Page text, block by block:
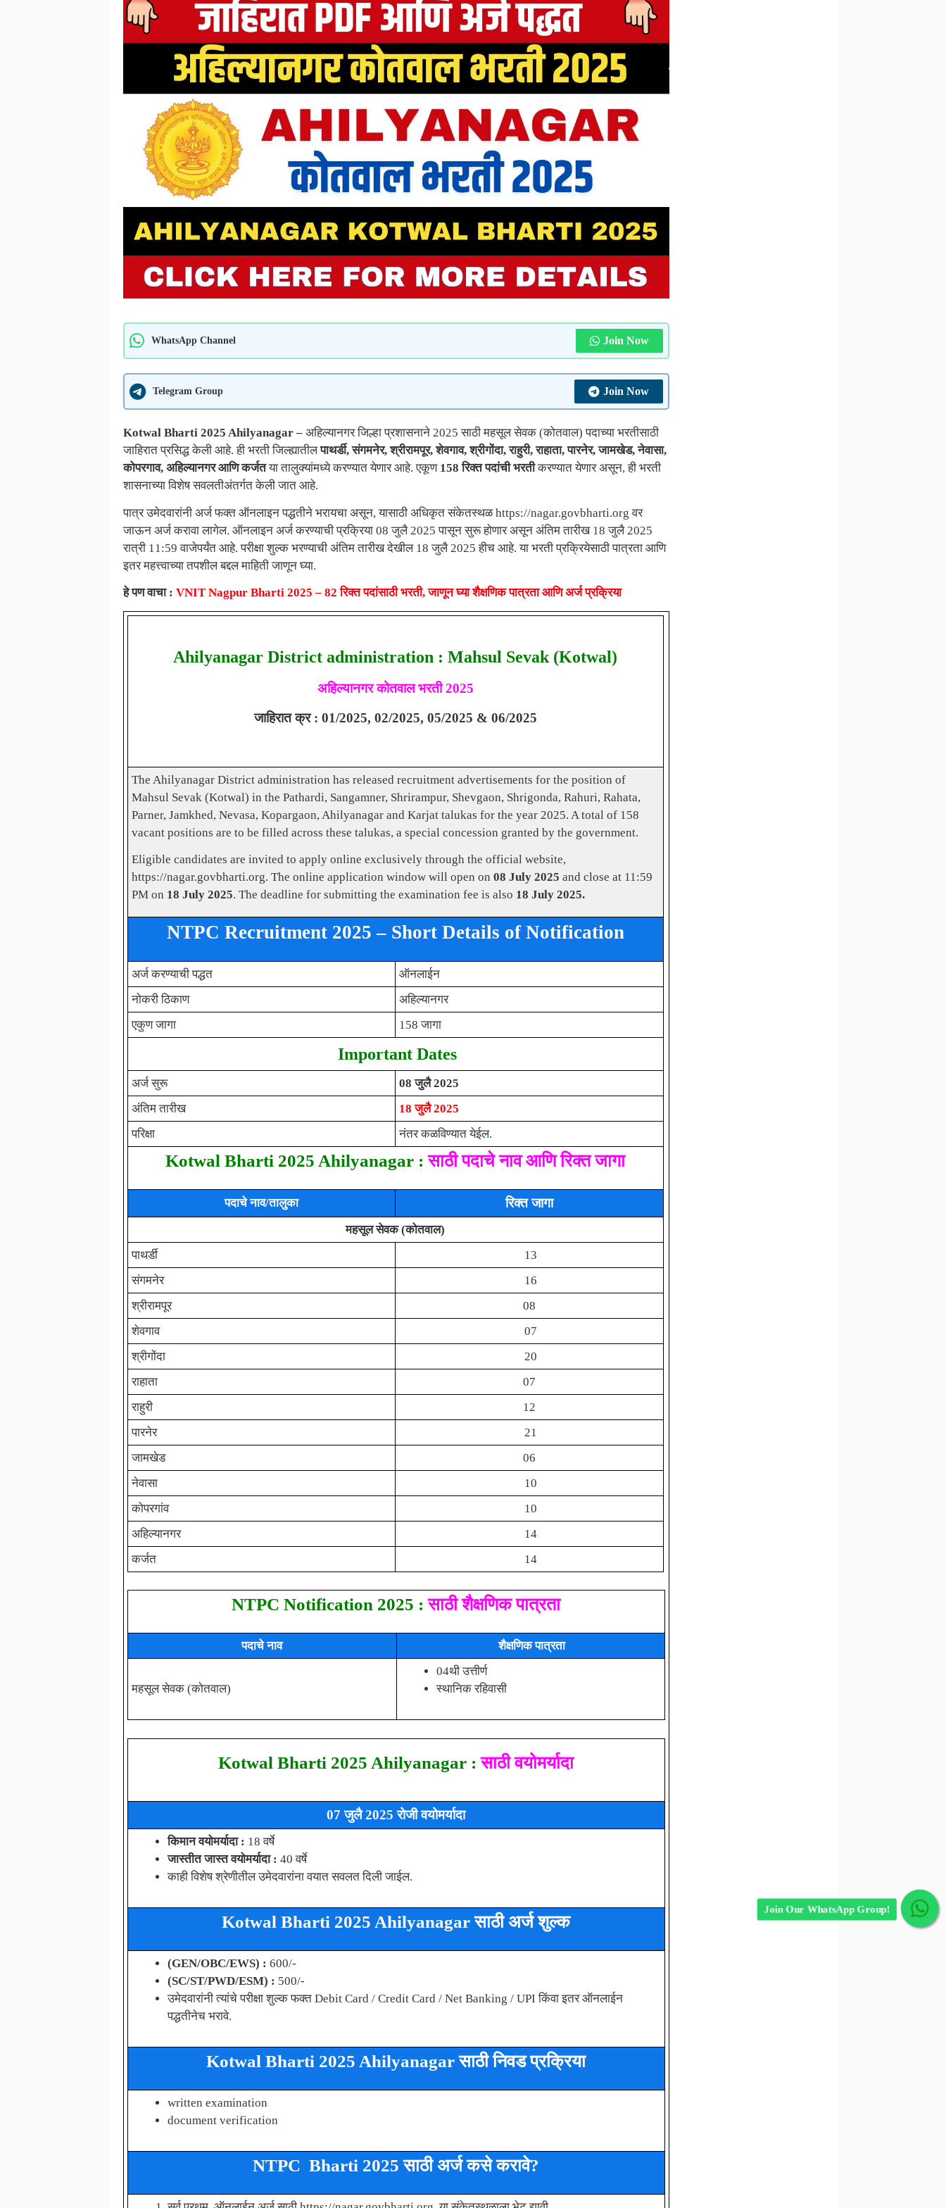
WhatsApp Channel Join Now
Telegram Group Join Now
Kotwal Bharti 2025 Ahilyanagar – अहिल्यानगर जिल्हा प्रशासनाने 2025 साठी महसूल सेवक (कोतवाल) पदाच्या भरतीसाठी
जाहिरात प्रसिद्ध केली आहे. ही भरती जिल्ह्यातीलपाथर्डी, संगमनेर, श्रीरामपूर, शेवगाव, श्रीगोंदा, राहुरी, राहाता, पारनेर, जामखेड, नेवासा,
कोपरगाव, अहिल्यानगर आणि कर्जतया तालुक्यांमध्ये करण्यात येणार आहे. एकूण 158 रिक्त पदांची भरतीकरण्यात येणार असून, ही भरती
शासनाच्या विशेष सवलतीअंतर्गत केली जात आहे.
पात्र उमेदवारांनी अर्ज फक्त ऑनलाइन पद्धतीने भरायचा असून, यासाठी अधिकृत संकेतस्थळ https://nagar.govbharti.org वर
जाऊन अर्ज करावा लागेल. ऑनलाइन अर्ज करण्याची प्रक्रिया 08 जुलै 2025 पासून सुरू होणार असून अंतिम तारीख 18 जुलै 2025
रात्री 11:59 वाजेपर्यंत आहे. परीक्षा शुल्क भरण्याची अंतिम तारीख देखील 18 जुलै 2025 हीच आहे. या भरती प्रक्रियेसाठी पात्रता आणि
इतर महत्त्वाच्या तपशील बद्दल माहिती जाणून घ्या.
हे पण वाचा : VNIT Nagpur Bharti 2025 – 82 रिक्त पदांसाठी भरती, जाणून घ्या शैक्षणिक पात्रता आणि अर्ज प्रक्रिया
Ahilyanagar District administration : Mahsul Sevak (Kotwal)
अहिल्यानगर कोतवाल भरती 2025
जाहिरात क्र : 01/2025, 02/2025, 05/2025 & 06/2025
The Ahilyanagar District administration has released recruitment advertisements for the position of
Mahsul Sevak (Kotwal) in the Pathardi, Sangamner, Shrirampur, Shevgaon, Shrigonda, Rahuri, Rahata,
Parner, Jamkhed, Nevasa, Kopargaon, Ahilyanagar and Karjat talukas for the year 2025. A total of 158
vacant positions are to be filled across these talukas, a special concession granted by the government.
Eligible candidates are invited to apply online exclusively through the official website,
https://nagar.govbharti.org. The online application window will open on 08 July 2025 and close at 11:59
PM on 18 July 2025. The deadline for submitting the examination fee is also 18 July 2025.
NTPC Recruitment 2025 – Short Details of Notification
अर्ज करण्याची पद्धत
ऑनलाईन
नोकरी ठिकाण
अहिल्यानगर
एकुण जागा
158 जागा
Important Dates
अर्ज सुरू
08 जुलै 2025
अंतिम तारीख
18 जुलै 2025
परिक्षा
नंतर कळविण्यात येईल.
Kotwal Bharti 2025 Ahilyanagar : साठी पदाचे नाव आणि रिक्त जागा
पदाचे नाव/तालुका रिक्त जागा
महसूल सेवक (कोतवाल)
पाथर्डी
13
संगमनेर
16
श्रीरामपूर
08
शेवगाव
07
श्रीगोंदा
20
राहाता
07
राहुरी
12
पारनेर
21
जामखेड
06
नेवासा
10
कोपरगांव
10
अहिल्‍यानगर
14
कर्जत
14
NTPC Notification 2025 :साठी शैक्षणिक पात्रता
पदाचे नाव शैक्षणिक पात्रता
महसूल सेवक (कोतवाल)
04थी उत्तीर्ण
स्थानिक रहिवासी
Kotwal Bharti 2025 Ahilyanagar : साठी वयोमर्यादा
07 जुलै 2025 रोजी वयोमर्यादा
किमान वयोमर्यादा : 18 वर्षे
जास्तीत जास्त वयोमर्यादा : 40 वर्षे
काही विशेष श्रेणीतील उमेदवारांना वयात सवलत दिली जाईल.
Kotwal Bharti 2025 Ahilyanagar साठी अर्ज शुल्क
(GEN/OBC/EWS) : 600/-
(SC/ST/PWD/ESM) : 500/-
उमेदवारांनी त्यांचे परीक्षा शुल्क फक्त Debit Card / Credit Card / Net Banking / UPI किंवा इतर ऑनलाईन
पद्धतीनेच भरावे.
Kotwal Bharti 2025 Ahilyanagar साठी निवड प्रक्रिया
written examination
document verification
NTPC Bharti 2025 साठी अर्ज कसे करावे?
Join Our WhatsApp Group!